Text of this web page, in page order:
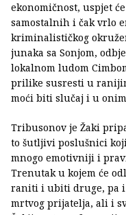
ekonomičnost, uspjet
samostalnih i čak vrlo
kriminalističkog
junaka sa Sonjom,
lokalnom ludom
prilike susresti u
moći biti slučaj i u
Tribusonov je Žaki
to šutljivi poslušnici
mnogo emotivniji i
Trenutak u kojem će
raniti i ubiti druge, pa i
mrtvog prijatelja, ali i